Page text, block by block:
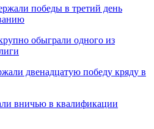
победы в третий день
обыграли одного из
двенадцатую победу кряду в
вничью в квалификации